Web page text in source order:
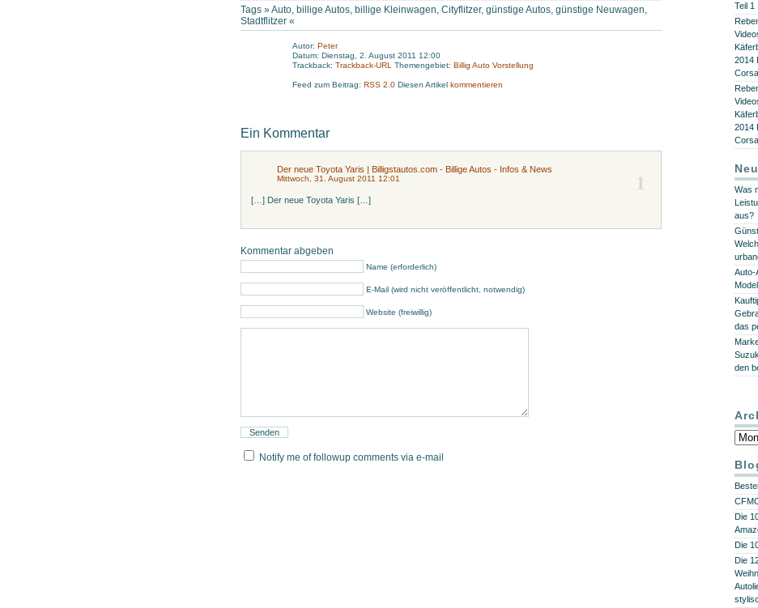
Tags »Auto, billige Autos, billige Kleinwagen, Cityflitzer, günstige Autos, günstige Neuwagen,
Stadtflitzer «
Autor: Peter
Datum: Dienstag, 2. August 2011 12:00
Trackback: Trackback-URL Themengebiet: Billig Auto Vorstellung
Feed zum Beitrag: RSS 2.0 Diesen Artikel kommentieren
Ein Kommentar
Der neue Toyota Yaris | Billigstautos.com - Billige Autos - Infos & News
Mittwoch, 31. August 2011 12:01 1
[…] Der neue Toyota Yaris […]
Kommentar abgeben
Name (erforderlich)
E-Mail (wird nicht veröffentlicht, notwendig)
Website (freiwillig)
Notify me of followup comments via e-mail
Teil 1
2014
2014
Was
aus?
Auto-
das
den
Archiv
Die
Die
Die